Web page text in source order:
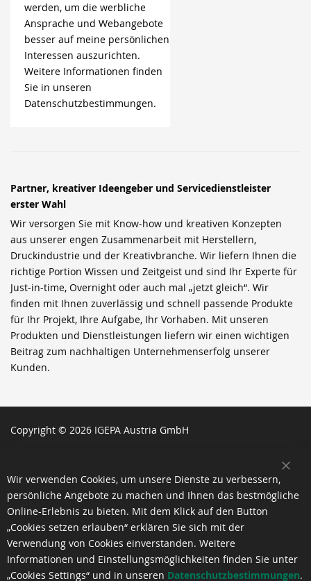
werden, um die werbliche
Ansprache und Webangebote
besser auf meine persönlichen
Interessen auszurichten.
Weitere Informationen finden
Sie in unseren
Datenschutzbestimmungen.
Partner, kreativer Ideengeber und Servicedienstleister
erster Wahl
Wir versorgen Sie mit Know-how und kreativen Konzepten
aus unserer engen Zusammenarbeit mit Herstellern,
Druckindustrie und der Kreativbranche. Wir liefern Ihnen die
richtige Portion Wissen und Zeitgeist und sind Ihr Experte für
Just-in-time, Overnight oder auch mal „jetzt gleich“. Wir
finden mit Ihnen zuverlässig und schnell passende Produkte
für Ihr Projekt, Ihre Aufgabe, Ihr Vorhaben. Mit unseren
Produkten und Dienstleistungen liefern wir einen wichtigen
Beitrag zum nachhaltigen Unternehmenserfolg unserer
Kunden.
Copyright © 2026 IGEPA Austria GmbH
Wir verwenden Cookies, um unsere Dienste zu verbessern,
persönliche Angebote zu machen und Ihnen das bestmögliche
Online-Erlebnis zu bieten. Mit dem Klick auf den Button
„Cookies setzen erlauben“ erklären Sie sich mit der
Verwendung von Cookies einverstanden. Weitere
Informationen und Einstellungsmöglichkeiten finden Sie unter
„Cookies Settings“ und in unseren Datenschutzbestimmungen.